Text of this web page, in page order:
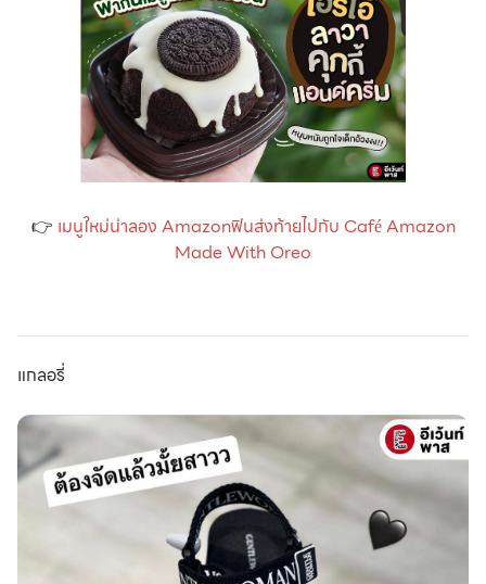
👉 เมนูใหม่น่าลอง Amazonฟินส่งท้ายไปกับ Café Amazon
Made With Oreo
แกลอรี่